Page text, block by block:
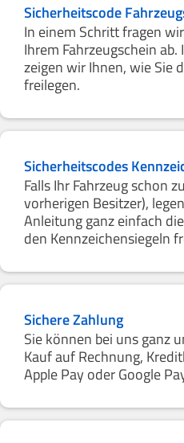
Sicherheitscode
In einem Schritt fragen
Ihrem Fahrzeugschein
zeigen wir Ihnen, wie Sie
freilegen.
Sicherheitscodes
Falls Ihr Fahrzeug schon
vorherigen Besitzer),
Anleitung ganz einfach
den Kennzeichensiegeln
Sichere Zahlung
Sie können bei uns ganz
Kauf auf Rechnung,
Apple Pay oder Google